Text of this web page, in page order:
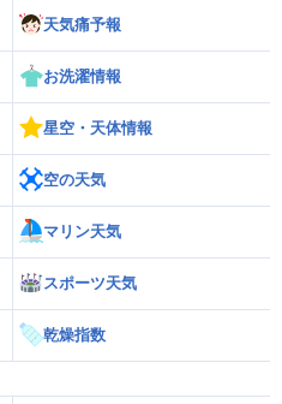
天気痛予報
お洗濯情報
星空・天体情報
空の天気
マリン天気
スポーツ天気
乾燥指数